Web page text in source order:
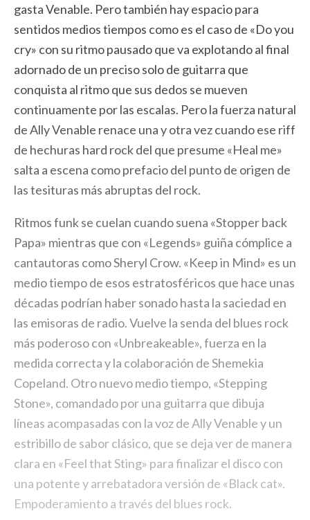
gasta Venable. Pero también hay espacio para
sentidos medios tiempos como es el caso de «Do you
cry» con su ritmo pausado que va explotando al final
adornado de un preciso solo de guitarra que
conquista al ritmo que sus dedos se mueven
continuamente por las escalas. Pero la fuerza natural
de Ally Venable renace una y otra vez cuando ese riff
de hechuras hard rock del que presume «Heal me»
salta a escena como prefacio del punto de origen de
las tesituras más abruptas del rock.
Ritmos funk se cuelan cuando suena «Stopper back
Papa» mientras que con «Legends» guiña cómplice a
cantautoras como Sheryl Crow. «Keep in Mind» es un
medio tiempo de esos estratosféricos que hace unas
décadas podrían haber sonado hasta la saciedad en
las emisoras de radio. Vuelve la senda del blues rock
más poderoso con «Unbreakeable», fuerza en la
medida correcta y la colaboración de Shemekia
Copeland. Otro nuevo medio tiempo, «Stepping
Stone», comandado por una guitarra que dibuja
líneas acompasadas con la voz de Ally Venable y un
estribillo de sabor clásico, que se deja ver de manera
clara en «Feel that Sting» para finalizar el disco con
una potente y arrebatadora versión de «Black cat».
Empoderamiento a través del blues rock.